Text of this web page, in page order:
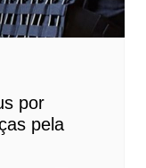
por
pela